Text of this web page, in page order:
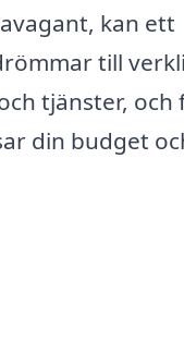
kan ett
till
tjänster, och
din budget